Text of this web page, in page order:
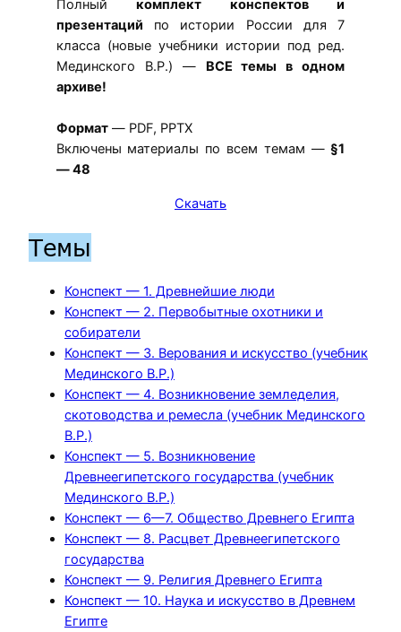
Полныйкомплект конспектов и
презентаций по истории России для 7
класса (новые учебники истории под ред.
Мединского В.Р.) — ВСЕ темы в одном
архиве!
Формат— PDF, PPTX
Включены материалы по всем темам —§1
— 48
Скачать
Темы
Конспект — 1. Древнейшие люди
Конспект — 2. Первобытные охотники и
собиратели
Конспект — 3. Верования и искусство (учебник
Мединского В.Р.)
Конспект — 4. Возникновение земледелия,
скотоводства и ремесла (учебник Мединского
В.Р.)
Конспект — 5. Возникновение
Древнеегипетского государства (учебник
Мединского В.Р.)
Конспект — 6—7. Общество Древнего Египта
Конспект — 8. Расцвет Древнеегипетского
государства
Конспект — 9. Религия Древнего Египта
Конспект — 10. Наука и искусство в Древнем
Египте